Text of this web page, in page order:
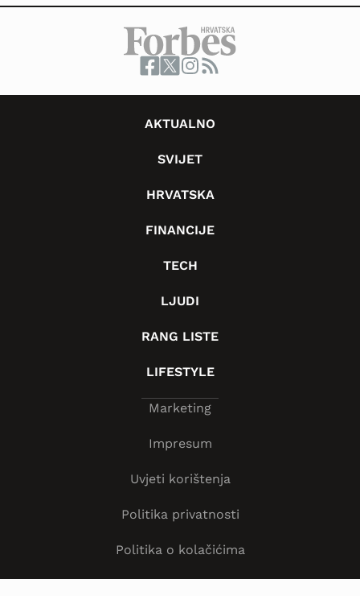
AKTUALNO
SVIJET
HRVATSKA
FINANCIJE
TECH
LJUDI
RANG LISTE
LIFESTYLE
Marketing
Impresum
Uvjeti korištenja
Politika privatnosti
Politika o kolačićima